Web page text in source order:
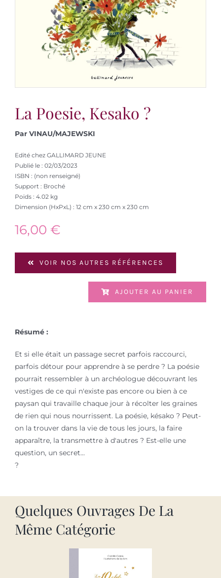
La Poesie, Kesako ?
Par VINAU/MAJEWSKI
Edité chez GALLIMARD JEUNE
Publié le : 02/03/2023
ISBN : (non renseigné)
Support : Broché
Poids : 4.02 kg
Dimension (HxPxL) : 12 cm x 230 cm x 230 cm
16,00 €
VOIR NOS AUTRES RÉFÉRENCES
AJOUTER AU PANIER
Résumé :
Et si elle était un passage secret parfois raccourci,
parfois détour pour apprendre à se perdre ? La poésie
pourrait ressembler à un archéologue découvrant les
vestiges de ce qui n'existe pas encore ou bien à ce
paysan qui travaille chaque jour à récolter les graines
de rien qui nous nourrissent. La poésie, késako ? Peut-
on la trouver dans la vie de tous les jours, la faire
apparaître, la transmettre à d'autres ? Est-elle une
question, un secret...
?
Quelques Ouvrages De La
Même Catégorie